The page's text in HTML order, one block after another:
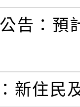
告：預
新住民